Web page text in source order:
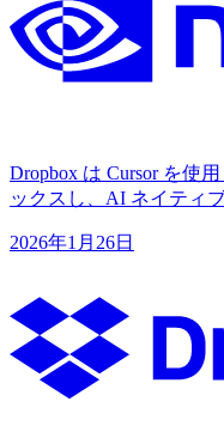
Dropbox は Cursor を使
ックスし、AI ネイティ
2026年1月26日